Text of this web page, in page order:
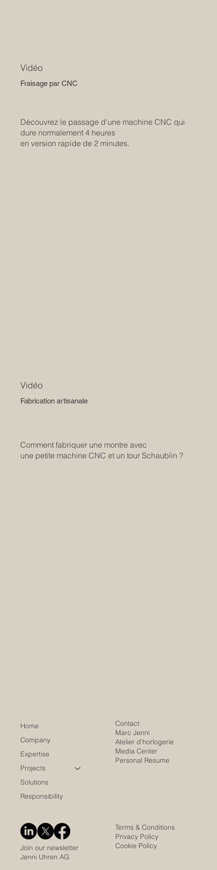
Fraisage par CNC
Vidéo
Découvrez le passage d'une machine CNC qui
dure normalement 4 heures
en version rapide de 2 minutes.
Fabrication artisanale
Vidéo
Comment fabriquer une montre avec
une petite machine CNC et un tour Schaublin ?
Home
Company
Expertise
Projects
Solutions
Responsibility
Contact
Marc Jenni
Atelier d'horlogerie
Media Center
Personal Resume
Terms & Conditions
Privacy Policy
Cookie Policy
Join our newsletter
Jenni Uhren AG